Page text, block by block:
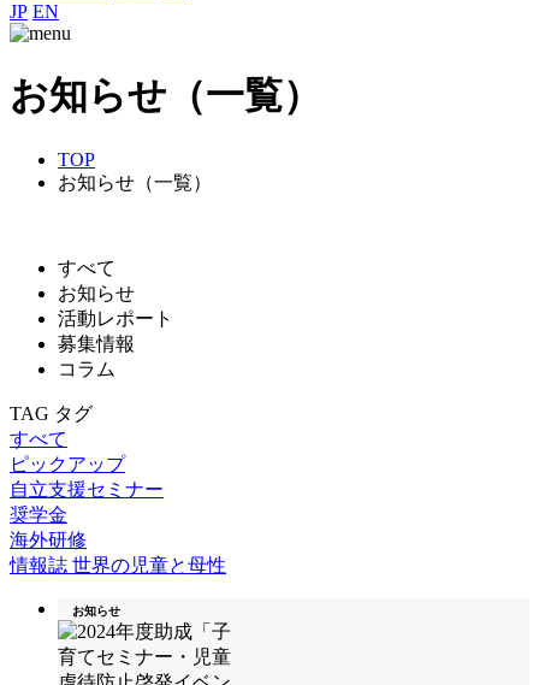
JP EN
お知らせ（一覧）
TOP
お知らせ（一覧）
すべて
お知らせ
活動レポート
募集情報
コラム
TAG タグ
すべて
ピックアップ
自立支援セミナー
奨学金
海外研修
情報誌 世界の児童と母性
お知らせ